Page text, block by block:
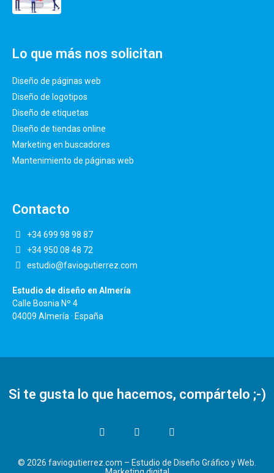
Lo que más nos solicitan
Diseño de páginas web
Diseño de logotipos
Diseño de etiquetas
Diseño de tiendas online
Marketing en buscadores
Mantenimiento de páginas web
Contacto
+34 699 98 98 87
+34 950 08 48 72
estudio@faviogutierrez.com
Estudio de diseño en Almería
Calle Bosnia Nº 4
04009 Almería · España
Si te gusta lo que hacemos, compártelo ;-)
© 2026 faviogutierrez.com – Estudio de Diseño Gráfico y Web.